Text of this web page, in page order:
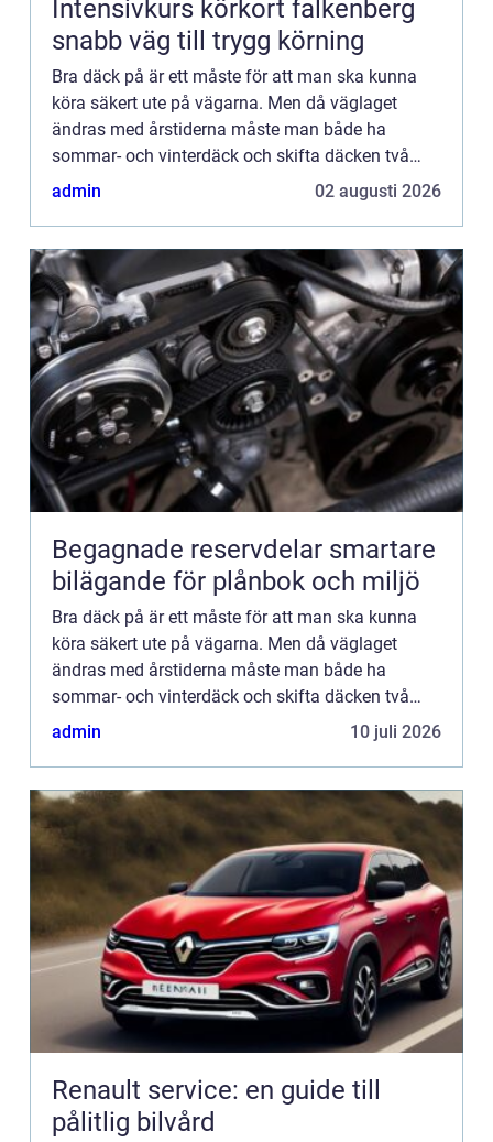
Intensivkurs körkort falkenberg
snabb väg till trygg körning
Bra däck på är ett måste för att man ska kunna
köra säkert ute på vägarna. Men då väglaget
ändras med årstiderna måste man både ha
sommar- och vinterdäck och skifta däcken två
gånger om året. Tyvärr finns det inget däck som
admin 02 augusti 2026
Begagnade reservdelar smartare
bilägande för plånbok och miljö
Bra däck på är ett måste för att man ska kunna
köra säkert ute på vägarna. Men då väglaget
ändras med årstiderna måste man både ha
sommar- och vinterdäck och skifta däcken två
gånger om året. Tyvärr finns det inget däck som
admin 10 juli 2026
Renault service: en guide till
pålitlig bilvård